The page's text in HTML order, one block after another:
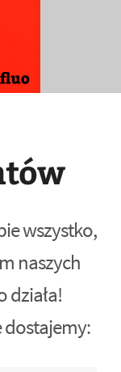
wszystko,
naszych
działa!
dostajemy: